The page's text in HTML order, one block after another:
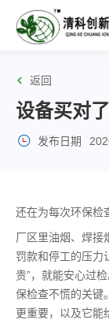
返回
设备买对
发布日期
还在为每次环保检
厂区里油烟、焊接
罚款和停工的压力
贵”，就能安心过
保检查不慌的关键
更重要，以及它能